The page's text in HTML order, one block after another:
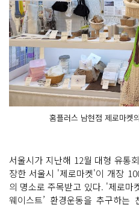
홈플러스 남현점 제로마
서울시가 지난해 12월 대형 유통
장한 서울시 '제로마켓'이 개장
의 명소로 주목받고 있다. '제로마
웨이스트’ 환경운동을 추구하는